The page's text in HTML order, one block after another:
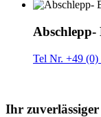
Abschlepp-
Tel Nr. +49 (0)
Ihr